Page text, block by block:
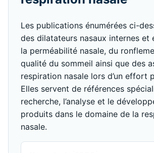
Les publications énumérées ci-
des dilatateurs nasaux internes et
la perméabilité nasale, du
qualité du sommeil ainsi que des
respiration nasale lors d’un effort
Elles servent de références
recherche, l’analyse et le
produits dans le domaine de la
nasale.